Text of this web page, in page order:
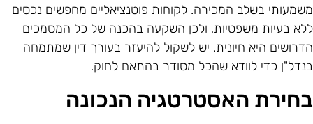
בשלב המכירה. לקוחות פוטנציאליים מחפשים נכסים
בעיות משפטיות, ולכן השקעה בהכנה של כל המסמכים
היא חיונית. יש לשקול להיעזר בעורך דין שמתמחה
כדי לוודא שהכל מסודר בהתאם לחוק.
האסטרטגיה הנכונה